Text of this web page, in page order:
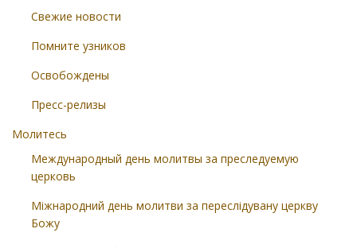
Свежие новости
Помните узников
Освобождены
Пресс-релизы
Молитесь
Международный день молитвы за преследуемую
церковь
Міжнародний день молитви за переслідувану церкву
Божу